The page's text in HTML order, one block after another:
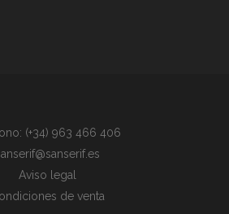
(+34) 963 466 406
Aviso legal
de venta